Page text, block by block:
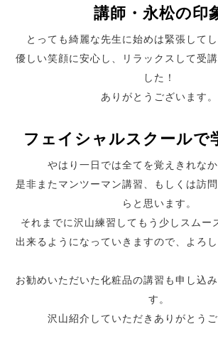
講師・永松の印
とっても綺麗な先生に始めは緊張してし
優しい笑顔に安心し、リラックスして受
した！
ありがとう ございます。
フェイシャルスクールで
やはり一日では全てを覚えきれなか
是非またマンツーマン講習 、もしくは訪
らと思います。
それまでに沢山練 習してもう少しスムー
出来るようになっていきま すので、よろ
お勧めいただいた化粧品の講習も申し込
す。
沢山紹介していただきありがとうご